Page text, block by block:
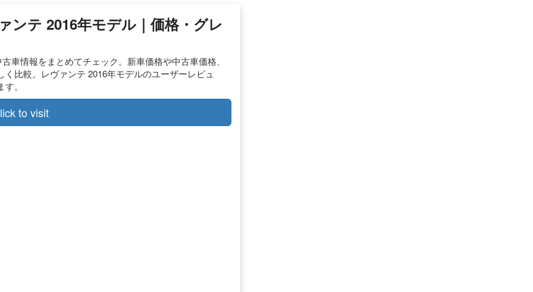
ンテ 2016年モデル｜価格・グレ
車情報をまとめてチェック。新車価格や中古車価格、
比較。レヴァンテ 2016年モデルのユーザーレビュ
。
to visit